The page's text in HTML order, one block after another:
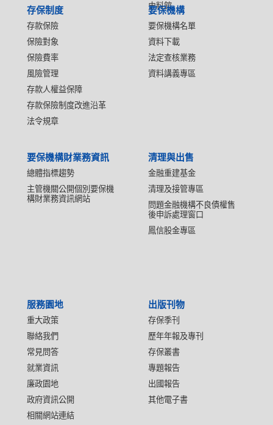
史料館
存保制度
存款保險
保險對象
保險費率
風險管理
存款人權益保障
存款保險制度改進沿革
法令規章
要保機構
要保機構名單
資料下載
法定查核業務
資料講義專區
要保機構財業務資訊
總體指標趨勢
主管機關公開個別要保機
構財業務資訊網站
清理與出售
金融重建基金
清理及接管專區
問題金融機構不良債權售
後申訴處理窗口
鳳信股金專區
服務園地
重大政策
聯絡我們
常見問答
就業資訊
廉政園地
政府資訊公開
相關網站連結
出版刊物
存保季刊
歷年年報及專刊
存保叢書
專題報告
出國報告
其他電子書